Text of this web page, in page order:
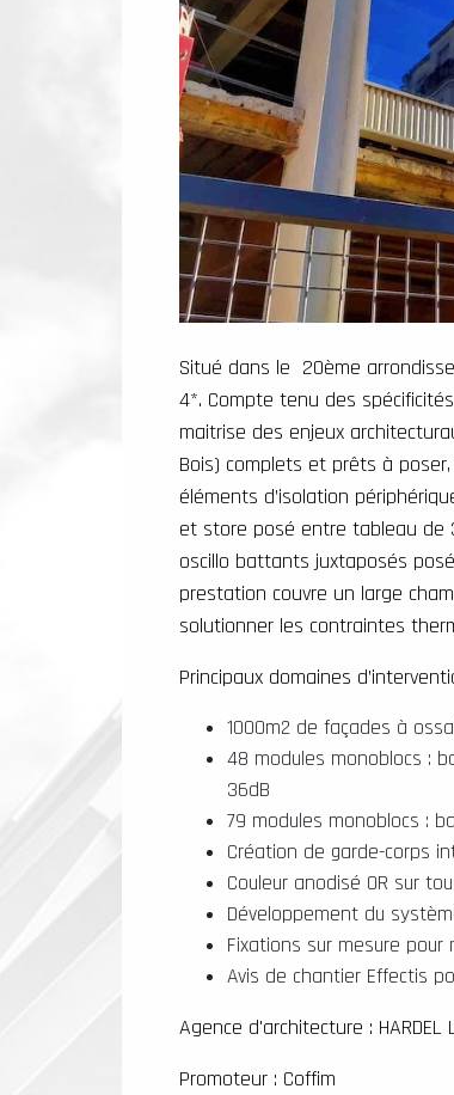
Situé dans le 20ème
4*. Compte tenu des
maitrise des enjeux
Bois) complets et prêts à
éléments d’isolation
et store posé entre tableau de
oscillo battants juxtaposés
prestation couvre un large
solutionner les contraintes
Principaux domaines
1000m2 de façades à
48 modules monoblocs :
36dB
79 modules monoblocs :
Création de garde-corps
Couleur anodisé OR sur
Développement du
Fixations sur mesure
Avis de chantier Effectis
Agence d'architecture : HARDEL
Promoteur : Coffim